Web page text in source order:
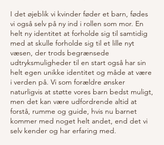
I det øjeblik vi kvinder føder et barn, fødes
vi også selv på ny ind i rollen som mor. En
helt ny identitet at forholde sig til samtidig
med at skulle forholde sig til et lille nyt
væsen, der trods begrænsede
udtryksmuligheder til en start også har sin
helt egen unikke identitet og måde at være
i verden på. Vi som forældre ønsker
naturligvis at støtte vores barn bedst muligt,
men det kan være udfordrende altid at
forstå, rumme og guide, hvis nu barnet
kommer med noget helt andet, end det vi
selv kender og har erfaring med.